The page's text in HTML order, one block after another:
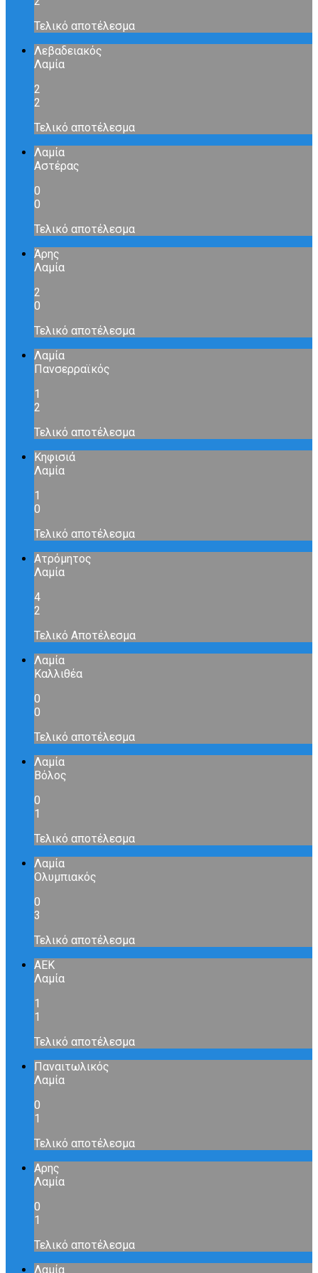
Τελικό αποτέλεσμα
Λεβαδειακός
Λαμία
2
2
Τελικό αποτέλεσμα
Λαμία
Αστέρας
0
0
Τελικό αποτέλεσμα
Άρης
Λαμία
2
0
Τελικό αποτέλεσμα
Λαμία
Πανσερραϊκός
1
2
Τελικό αποτέλεσμα
Κηφισιά
Λαμία
1
0
Τελικό αποτέλεσμα
Ατρόμητος
Λαμία
4
2
Τελικό Αποτέλεσμα
Λαμία
Καλλιθέα
0
0
Τελικό αποτέλεσμα
Λαμία
Βόλος
0
1
Τελικό αποτέλεσμα
Λαμία
Ολυμπιακός
0
3
Τελικό αποτέλεσμα
ΑΕΚ
Λαμία
1
1
Τελικό αποτέλεσμα
Παναιτωλικός
Λαμία
0
1
Τελικό αποτέλεσμα
Αρης
Λαμία
0
1
Τελικό αποτέλεσμα
Λαμία